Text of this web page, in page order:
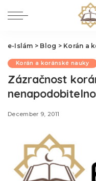
e-Islám > Blog > Korán a
Korán a koránské nauky
Zázračnost
December 9, 2011